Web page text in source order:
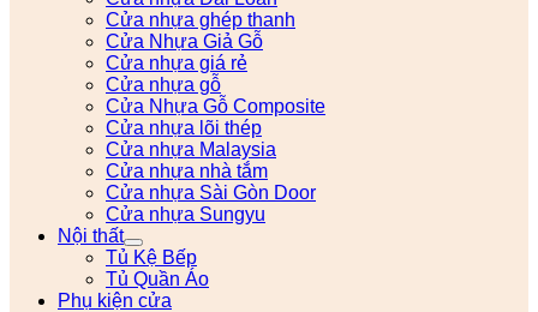
Cửa nhựa ghép thanh
Cửa Nhựa Giả Gỗ
Cửa nhựa giá rẻ
Cửa nhựa gỗ
Cửa Nhựa Gỗ Composite
Cửa nhựa lõi thép
Cửa nhựa Malaysia
Cửa nhựa nhà tắm
Cửa nhựa Sài Gòn Door
Cửa nhựa Sungyu
Nội thất
Tủ Kệ Bếp
Tủ Quần Áo
Phụ kiện cửa